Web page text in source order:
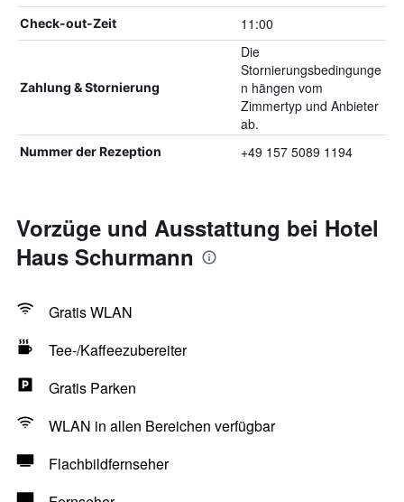
Check-out-Zeit 11:00
Zahlung & Stornierung
Die
Stornierungsbedingunge
n hängen vom
Zimmertyp und Anbieter
ab.
Nummer der Rezeption +49 157 5089 1194
Vorzüge und Ausstattung bei Hotel
Haus Schurmann
Gratis WLAN
Tee-/Kaffeezubereiter
Gratis Parken
WLAN in allen Bereichen verfügbar
Flachbildfernseher